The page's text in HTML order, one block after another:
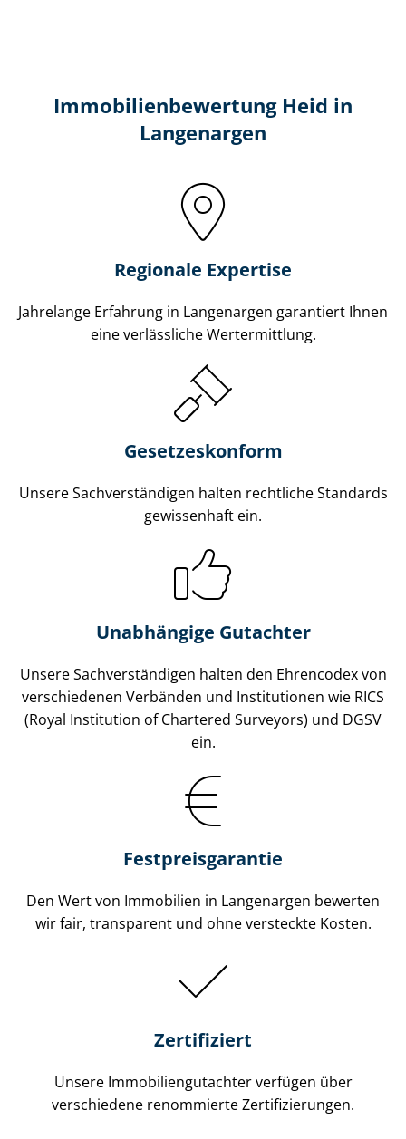
Immobilien­bewertung Heid in
Langenargen
Regionale Expertise
Jahrelange Erfahrung in Langenargen garantiert Ihnen
eine verlässliche Wertermittlung.
Gesetzes­konform
Unsere Sach­ver­stän­di­gen halten rechtliche Standards
gewissenhaft ein.
Unabhängige Gutachter
Unsere Sach­ver­stän­di­gen halten den Ehrencodex von
verschiedenen Verbänden und Institutionen wie RICS
(Royal Institution of Chartered Surveyors) und DGSV
ein.
Festpreis​garantie
Den Wert von Immobilien in Langenargen bewerten
wir fair, transparent und ohne versteckte Kosten.
Zertifiziert
Unsere Immobilien­gutachter verfügen über
verschiedene renommierte Zer­ti­fi­zie­run­gen.